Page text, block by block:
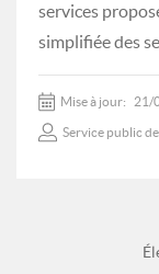
services
simplifiée des
Mise à jour: 21/
Service public